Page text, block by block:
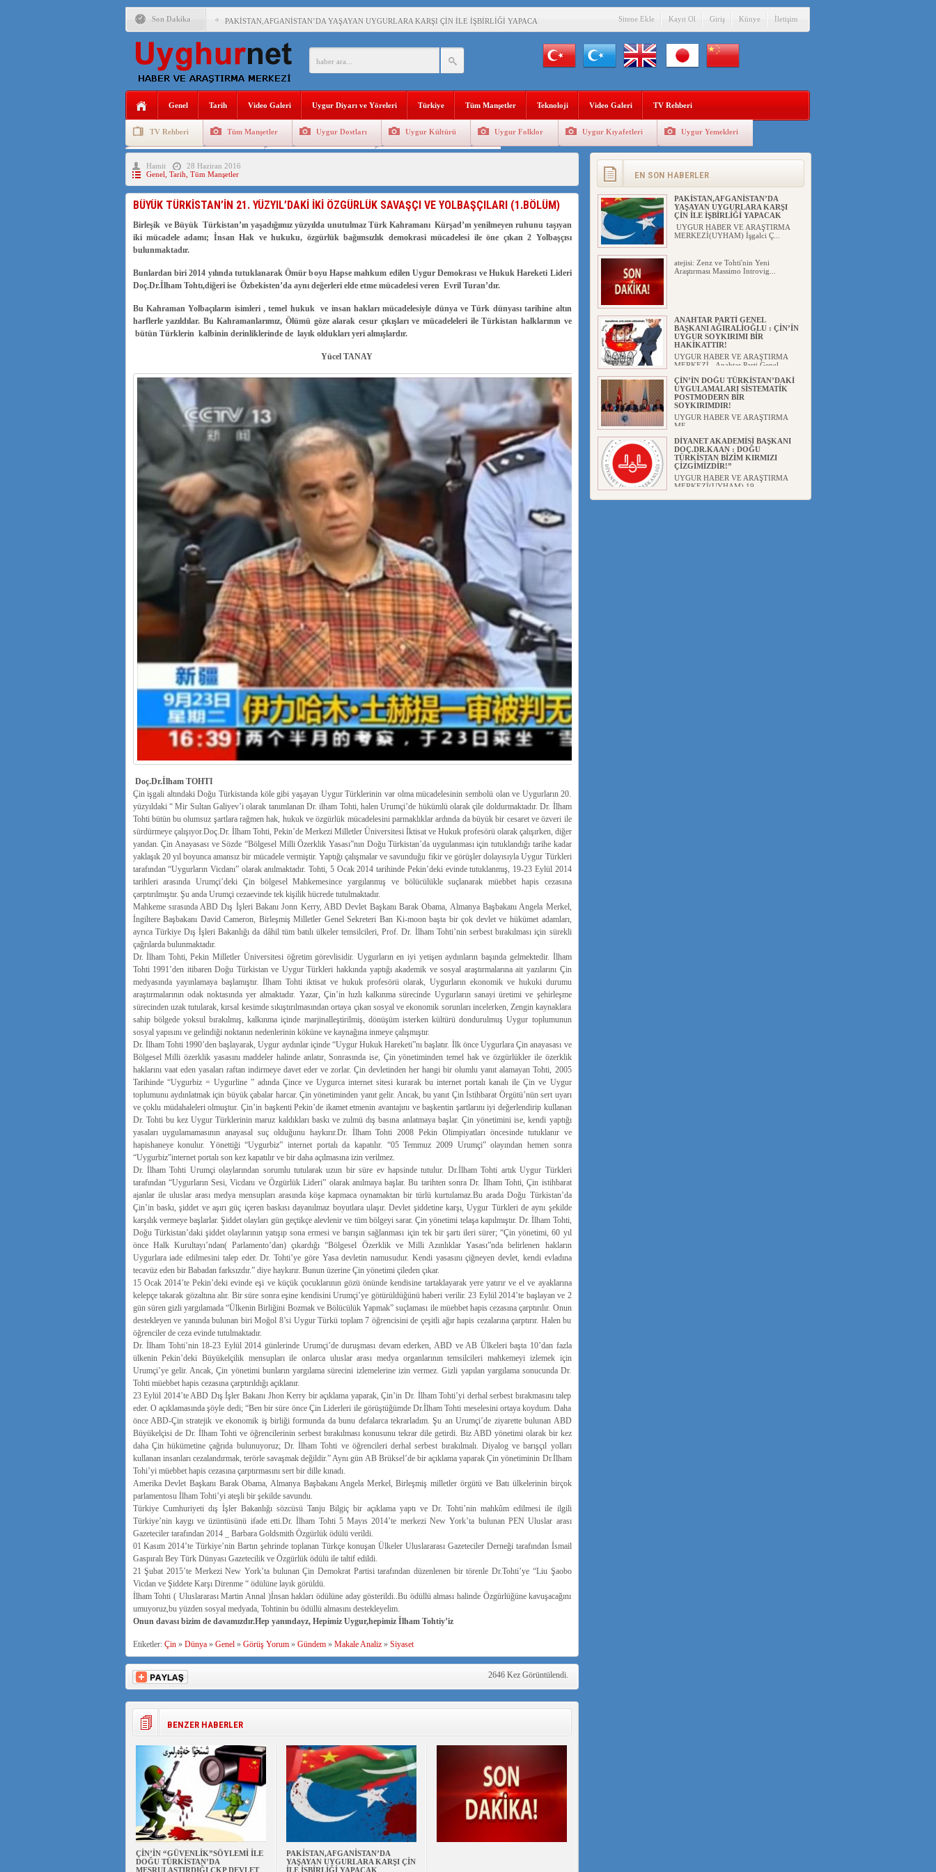
Son Dakika PAKİSTAN,AFGANİSTAN’DA YAŞAYAN UYGURLARA KARŞI ÇİN İLE İŞBİRLİĞİ YAPACAK
ANAHTAR PARTİ GENEL BAŞKANI AĞIRALİOĞLU : ÇİN’İN UYGUR SOYKIRIMI BİR HAKİKATTIR!
ÇİN’İN DOĞU TÜRKİSTAN’DAKİ UYGULAMALARI SİSTEMATİK POSTMODERN BİR SOYKIRIMDIR!
DİYANET AKADEMİSİ BAŞKANI DOÇ.DR.KAAN : DOĞU TÜRKİSTAN BİZİM KIRMIZI ÇİZGİMİZDİR!”
ÇİN’İN UYGUR POLİTİKALARINI ÖVEN DİYANET AKADEMİSİ BAŞKANI’NA TEPKİLER SÜRÜYOR
MHP’DEN URUMÇİ KATLİAMI MESAJİ : 05.07.2009 URUMÇİ ŞEHİTLERİNİ RAHMETLE ANIYORUZ
Sitene Ekle Kayıt Ol Giriş Künye İletişim
Genel Tarih Video Galeri Uygur Diyarı ve Yöreleri Türkiye Tüm Manşetler Teknoloji Video Galeri TV Rehberi
TV Rehberi Tüm Manşetler Uygur Dostları Uygur Kültürü Uygur Folklor Uygur Kıyafetleri Uygur Yemekleri
Uygurlarda Düğün ve Cenaze
Hamit
28 Haziran 2016
Genel Tarih Tüm Manşetler
BÜYÜK TÜRKİSTAN’İN 21. YÜZYIL’DAKİ İKİ ÖZGÜRLÜK SAVAŞÇI VE YOLBAŞÇILARI (1.BÖLÜM)
Birleşik ve Büyük Türkistan’ın yaşadığımız yüzyılda unutulmaz Türk Kahramanı Kürşad’ın yenilmeyen ruhunu taşıyan
iki mücadele adamı; İnsan Hak ve hukuku, özgürlük bağımsızlık demokrasi mücadelesi ile öne çıkan 2 Yolbaşçısı
bulunmaktadır.
Bunlardan biri 2014 yılında tutuklanarak Ömür boyu Hapse mahkum edilen Uygur Demokrası ve Hukuk Hareketi Lideri
Doç.Dr.İlham Tohtı,diğeri ise Özbekisten’da aynı değerleri elde etme mücadelesi veren Evril Turan’dır.
Bu Kahraman Yolbaçıların isimleri , temel hukuk ve insan hakları mücadelesiyle dünya ve Türk dünyası tarihine altın
harflerle yazıldılar. Bu Kahramanlarımız, Ölümü göze alarak cesur çıkışları ve mücadeleleri ile Türkistan halklarının ve
bütün Türklerin kalbinin derinliklerinde de layık oldukları yeri almışlardır.
Yücel TANAY
Doç.Dr.İlham TOHTI
Çin işgali altındaki Doğu Türkistanda köle gibi yaşayan Uygur Türklerinin var olma mücadelesinin sembolü olan ve Uygurların 20.
yüzyıldaki “ Mir Sultan Galiyev’i olarak tanımlanan Dr. ilham Tohti, halen Urumçi’de hükümlü olarak çile doldurmaktadır. Dr. İlham
Tohti bütün bu olumsuz şartlara rağmen hak, hukuk ve özgürlük mücadelesini parmaklıklar ardında da büyük bir cesaret ve özveri ile
sürdürmeye çalışıyor.Doç.Dr. İlham Tohti, Pekin’de Merkezi Milletler Üniversitesi İktisat ve Hukuk profesörü olarak çalışırken, diğer
yandan. Çin Anayasası ve Sözde “Bölgesel Milli Özerklik Yasası”nın Doğu Türkistan’da uygulanması için tutuklandığı tarihe kadar
yaklaşık 20 yıl boyunca amansız bir mücadele vermiştir. Yaptığı çalışmalar ve savunduğu fikir ve görüşler dolayısıyla Uygur Türkleri
tarafından “Uygurların Vicdanı” olarak anılmaktadır. Tohti, 5 Ocak 2014 tarihinde Pekin’deki evinde tutuklanmış, 19-23 Eylül 2014
tarihleri arasında Urumçi’deki Çin bölgesel Mahkemesince yargılanmış ve bölücülükle suçlanarak müebbet hapis cezasına
çarptırılmıştır. Şu anda Urumçi cezaevinde tek kişilik hücrede tutulmaktadır.
Mahkeme sırasında ABD Dış İşleri Bakanı Jonn Kerry, ABD Devlet Başkanı Barak Obama, Almanya Başbakanı Angela Merkel,
İngiltere Başbakanı David Cameron, Birleşmiş Milletler Genel Sekreteri Ban Ki-moon başta bir çok devlet ve hükümet adamları,
ayrıca Türkiye Dış İşleri Bakanlığı da dâhil tüm batılı ülkeler temsilcileri, Prof. Dr. İlham Tohti’nin serbest bırakılması için sürekli
çağrılarda bulunmaktadır.
Dr. İlham Tohti, Pekin Milletler Üniversitesi öğretim görevlisidir. Uygurların en iyi yetişen aydınların başında gelmektedir. İlham
Tohti 1991’den itibaren Doğu Türkistan ve Uygur Türkleri hakkında yaptığı akademik ve sosyal araştırmalarına ait yazılarını Çin
medyasında yayınlamaya başlamıştır. İlham Tohti iktisat ve hukuk profesörü olarak, Uygurların ekonomik ve hukuki durumu
araştırmalarının odak noktasında yer almaktadır. Yazar, Çin’in hızlı kalkınma sürecinde Uygurların sanayi üretimi ve şehirleşme
sürecinden uzak tutularak, kırsal kesimde sıkıştırılmasından ortaya çıkan sosyal ve ekonomik sorunları incelerken, Zengin kaynaklara
sahip bölgede yoksul bırakılmış, kalkınma içinde marjinalleştirilmiş, dönüşüm isterken kültürü dondurulmuş Uygur toplumunun
sosyal yapısını ve gelindiği noktanın nedenlerinin köküne ve kaynağına inmeye çalışmıştır.
Dr. İlham Tohti 1990’den başlayarak, Uygur aydınlar içinde “Uygur Hukuk Hareketi”nı başlatır. İlk önce Uygurlara Çin anayasası ve
Bölgesel Milli özerklik yasasını maddeler halinde anlatır, Sonrasında ise, Çin yönetiminden temel hak ve özgürlükler ile özerklik
haklarını vaat eden yasaları raftan indirmeye davet eder ve zorlar. Çin devletinden her hangi bir olumlu yanıt alamayan Tohti, 2005
Tarihinde “Uygurbiz = Uygurline ” adında Çince ve Uygurca internet sitesi kurarak bu internet portalı kanalı ile Çin ve Uygur
toplumunu aydınlatmak için büyük çabalar harcar. Çin yönetiminden yanıt gelir. Ancak, bu yanıt Çin İstihbarat Örgütü’nün sert uyarı
ve çoklu müdahaleleri olmuştur. Çin’in başkenti Pekin’de ikamet etmenin avantajını ve başkentin şartlarını iyi değerlendirip kullanan
Dr. Tohti bu kez Uygur Türklerinin maruz kaldıkları baskı ve zulmü dış basına anlatmaya başlar. Çin yönetimini ise, kendi yaptığı
yasaları uygulamamasının anayasal suç olduğunu haykırır.Dr. İlham Tohti 2008 Pekin Olimpiyatları öncesinde tutuklanır ve
hapishaneye konulur. Yönettiği “Uygurbiz” internet portalı da kapatılır. “05 Temmuz 2009 Urumçi” olayından hemen sonra
“Uygurbiz”internet portalı son kez kapatılır ve bir daha açılmasına izin verilmez.
Dr. İlham Tohti Urumçi olaylarından sorumlu tutularak uzun bir süre ev hapsinde tutulur. Dr.İlham Tohti artık Uygur Türkleri
tarafından “Uygurların Sesi, Vicdanı ve Özgürlük Lideri” olarak anılmaya başlar. Bu tarihten sonra Dr. İlham Tohti, Çin istihbarat
ajanlar ile uluslar arası medya mensupları arasında köşe kapmaca oynamaktan bir türlü kurtulamaz.Bu arada Doğu Türkistan’da
Çin’in baskı, şiddet ve aşırı güç içeren baskısı dayanılmaz boyutlara ulaşır. Devlet şiddetine karşı, Uygur Türkleri de aynı şekilde
karşılık vermeye başlarlar. Şiddet olayları gün geçtikçe alevlenir ve tüm bölgeyi sarar. Çin yönetimi telaşa kapılmıştır. Dr. İlham Tohti,
Doğu Türkistan’daki şiddet olaylarının yatışıp sona ermesi ve barışın sağlanması için tek bir şartı ileri sürer; “Çin yönetimi, 60 yıl
önce Halk Kurultayı’ndan( Parlamento’dan) çıkardığı “Bölgesel Özerklik ve Milli Azınlıklar Yasası”nda belirlenen hakların
Uygurlara iade edilmesini talep eder. Dr. Tohti’ye göre Yasa devletin namusudur. Kendi yasasını çiğneyen devlet, kendi evladına
tecavüz eden bir Babadan farksızdır.” diye haykırır. Bunun üzerine Çin yönetimi çileden çıkar.
15 Ocak 2014’te Pekin’deki evinde eşi ve küçük çocuklarının gözü önünde kendisine tartaklayarak yere yatırır ve el ve ayaklarına
kelepçe takarak gözaltına alır. Bir süre sonra eşine kendisini Urumçi’ye götürüldüğünü haberi verilir. 23 Eylül 2014’te başlayan ve 2
gün süren gizli yargılamada “Ülkenin Birliğini Bozmak ve Bölücülük Yapmak” suçlaması ile müebbet hapis cezasına çarptırılır. Onun
destekleyen ve yanında bulunan biri Moğol 8’si Uygur Türkü toplam 7 öğrencisini de çeşitli ağır hapis cezalarına çarptırır. Halen bu
öğrenciler de ceza evinde tutulmaktadır.
Dr. İlham Tohti’nin 18-23 Eylül 2014 günlerinde Urumçi’de duruşması devam ederken, ABD ve AB Ülkeleri başta 10’dan fazla
ülkenin Pekin’deki Büyükelçilik mensupları ile onlarca uluslar arası medya organlarının temsilcileri mahkemeyi izlemek için
Urumçi’ye gelir. Ancak, Çin yönetimi bunların yargılama sürecini izlemelerine izin vermez. Gizli yapılan yargılama sonucunda Dr.
Tohti müebbet hapis cezasına çarptırıldığı açıklanır.
23 Eylül 2014’te ABD Dış İşler Bakanı Jhon Kerry bir açıklama yaparak, Çin’in Dr. İlham Tohti’yi derhal serbest bırakmasını talep
eder. O açıklamasında şöyle dedi; “Ben bir süre önce Çin Liderleri ile görüştüğümde Dr.İlham Tohti meselesini ortaya koydum. Daha
önce ABD-Çin stratejik ve ekonomik iş birliği formunda da bunu defalarca tekrarladım. Şu an Urumçi’de ziyarette bulunan ABD
Büyükelçisi de Dr. İlham Tohti ve öğrencilerinin serbest bırakılması konusunu tekrar dile getirdi. Biz ABD yönetimi olarak bir kez
daha Çin hükümetine çağrıda bulunuyoruz; Dr. İlham Tohti ve öğrencileri derhal serbest bırakılmalı. Diyalog ve barışçıl yolları
kullanan insanları cezalandırmak, terörle savaşmak değildir.” Aynı gün AB Brüksel’de bir açıklama yaparak Çin yönetiminin Dr.İlham
Tohi’yi müebbet hapis cezasına çarptırmasını sert bir dille kınadı.
Amerika Devlet Başkanı Barak Obama, Almanya Başbakanı Angela Merkel, Birleşmiş milletler örgütü ve Batı ülkelerinin birçok
parlamentosu İlham Tohti’yi ateşli bir şekilde savundu.
Türkiye Cumhuriyeti dış İşler Bakanlığı sözcüsü Tanju Bilgiç bir açıklama yaptı ve Dr. Tohti’nin mahkûm edilmesi ile ilgili
Türkiye’nin kaygı ve üzüntüsünü ifade etti.Dr. İlham Tohti 5 Mayıs 2014’te merkezi New York’ta bulunan PEN Uluslar arası
Gazeteciler tarafından 2014 _ Barbara Goldsmith Özgürlük ödülü verildi.
01 Kasım 2014’te Türkiye’nin Bartın şehrinde toplanan Türkçe konuşan Ülkeler Uluslararası Gazeteciler Derneği tarafından İsmail
Gaspıralı Bey Türk Dünyası Gazetecilik ve Özgürlük ödülü ile taltif edildi.
21 Şubat 2015’te Merkezi New York’ta bulunan Çin Demokrat Partisi tarafından düzenlenen bir törenle Dr.Tohti’ye “Liu Şaobo
Vicdan ve Şiddete Karşı Direnme “ ödülüne layık görüldü.
İlham Tohti ( Uluslararası Martin Annal )İnsan hakları ödülüne aday gösterildi..Bu ödüllü alması halinde Özgürlüğüne kavuşacağını
umuyoruz,bu yüzden sosyal medyada, Tohtinin bu ödüllü almasını destekleyelim.
Onun davası bizim de davamızdır.Hep yanındayz, Hepimiz Uygur,hepimiz İlham Tohtiy’iz
Etiketler: Çin» Dünya» Genel» Görüş Yorum» Gündem» Makale Analiz» Siyaset
2646 Kez Görüntülendi.
BENZER HABERLER
ÇİN’İN “GÜVENLİK”SÖYLEMİ İLE
DOĞU TÜRKİSTAN’DA
MEŞRULAŞTIRDIĞI ÇKP DEVLET
PAKİSTAN,AFGANİSTAN’DA
YAŞAYAN UYGURLARA KARŞI ÇİN
İLE İŞBİRLİĞİ YAPACAK
EN SON HABERLER
ÇİN’İN “GÜVENLİK”SÖYLEMİ İLE
DOĞU TÜRKİSTAN’DA
MEŞRULAŞTIRDIĞI ÇKP DEVLET
TERÖRÜ
YILMAZ ER(habernida.com) Çin
PAKİSTAN,AFGANİSTAN’DA
YAŞAYAN UYGURLARA KARŞI
ÇİN İLE İŞBİRLİĞİ YAPACAK
UYGUR HABER VE ARAŞTIRMA
MERKEZİ(UYHAM) İşgalci Ç...
atejisi: Zenz ve Tohti'nin Yeni
Araştırması Massimo Introvig...
ANAHTAR PARTİ GENEL
BAŞKANI AĞIRALİOĞLU : ÇİN’İN
UYGUR SOYKIRIMI BİR
HAKİKATTIR!
UYGUR HABER VE ARAŞTIRMA
MERKEZİ Anahtar Parti Genel
ÇİN’İN DOĞU TÜRKİSTAN’DAKİ
UYGULAMALARI SİSTEMATİK
POSTMODERN BİR
SOYKIRIMDIR!
UYGUR HABER VE ARAŞTIRMA
ME...
DİYANET AKADEMİSİ BAŞKANI
DOÇ.DR.KAAN : DOĞU
TÜRKİSTAN BİZİM KIRMIZI
ÇİZGİMİZDİR!”
UYGUR HABER VE ARAŞTIRMA
MERKEZİ(UYHAM) 19...
150 YILDIR KAYNAYAN YARAMIZ